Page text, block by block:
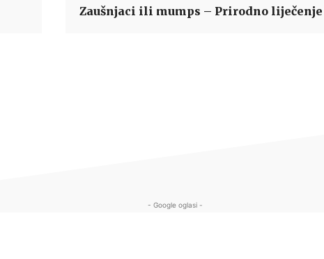
Zaušnjaci ili mumps – Prirodno liječenje
- Google oglasi -